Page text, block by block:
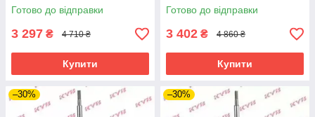
Готово до відправки
3 297 ₴ 4 710 ₴
Купити
Готово до відправки
3 402 ₴ 4 860 ₴
Купити
–30% –30%